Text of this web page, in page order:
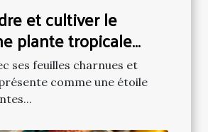
et cultiver le
plante tropicale
ses feuilles charnues et
comme une étoile